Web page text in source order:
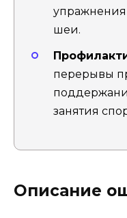
шеи.
перерывы
занятия
Описание